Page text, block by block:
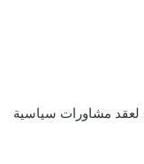
لعقد مشاورات سياسية